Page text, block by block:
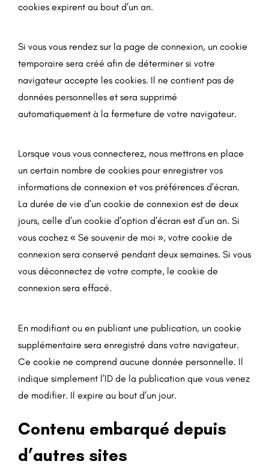
cookies expirent au bout d’un an.
Si vous vous rendez sur la page de connexion, un cookie
temporaire sera créé afin de déterminer si votre
navigateur accepte les cookies. Il ne contient pas de
données personnelles et sera supprimé
automatiquement à la fermeture de votre navigateur.
Lorsque vous vous connecterez, nous mettrons en place
un certain nombre de cookies pour enregistrer vos
informations de connexion et vos préférences d’écran.
La durée de vie d’un cookie de connexion est de deux
jours, celle d’un cookie d’option d’écran est d’un an. Si
vous cochez « Se souvenir de moi », votre cookie de
connexion sera conservé pendant deux semaines. Si vous
vous déconnectez de votre compte, le cookie de
connexion sera effacé.
En modifiant ou en publiant une publication, un cookie
supplémentaire sera enregistré dans votre navigateur.
Ce cookie ne comprend aucune donnée personnelle. Il
indique simplement l’ID de la publication que vous venez
de modifier. Il expire au bout d’un jour.
Contenu embarqué depuis
d’autres sites